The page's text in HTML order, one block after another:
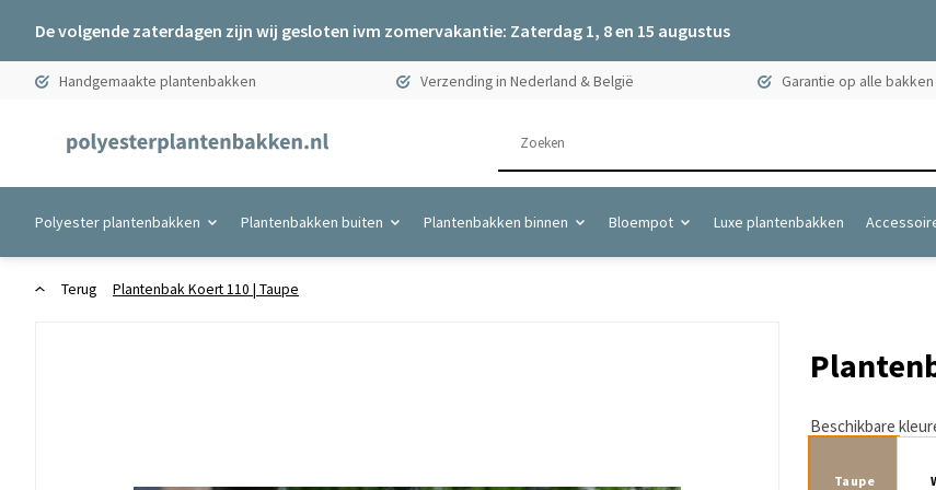
De volgende zaterdagen zijn wij gesloten ivm zomervakantie: Zaterdag 1, 8 en 15 augustus
Handgemaakte plantenbakken Verzending in Nederland & België Garantie op alle bakken
Polyester plantenbakken Plantenbakken buiten Plantenbakken binnen Bloempot Luxe plantenbakken
Terug Plantenbak Koert 110 | Taupe
Beschikbare
Taupe